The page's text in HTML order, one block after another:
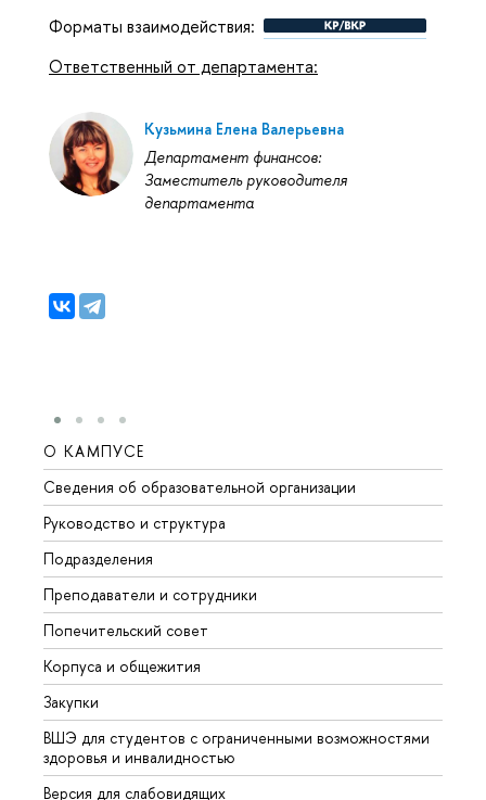
Форматы взаимодействия:
Ответственный от департамента:
Кузьмина Елена Валерьевна
Департамент финансов:
Заместитель руководителя
департамента
О КАМПУСЕ
Сведения об образовательной организации
Руководство и структура
Подразделения
Преподаватели и сотрудники
Попечительский совет
Корпуса и общежития
Закупки
ВШЭ для студентов с ограниченными возможностями
здоровья и инвалидностью
Версия для слабовидящих